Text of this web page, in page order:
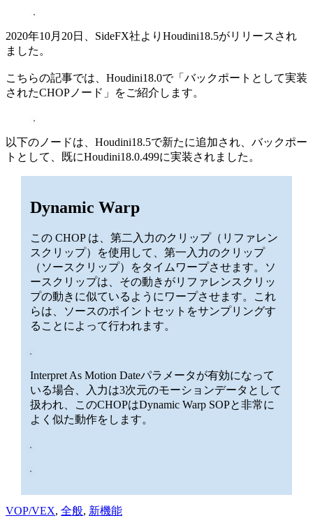
2020年10月20日、SideFX社よりHoudini18.5がリリースされ
ました。
こちらの記事では、Houdini18.0で「バックポートとして実装
されたCHOPノード」をご紹介します。
以下のノードは、Houdini18.5で新たに追加され、バックポー
トとして、既にHoudini18.0.499に実装されました。
Dynamic Warp
この CHOP は、第二入力のクリップ（リファレン
スクリップ）を使用して、第一入力のクリップ
（ソースクリップ）をタイムワープさせます。ソ
ースクリップは、その動きがリファレンスクリッ
プの動きに似ているようにワープさせます。これ
らは、ソースのポイントセットをサンプリングす
ることによって行われます。
Interpret As Motion Dateパラメータが有効になって
いる場合、入力は3次元のモーションデータとして
扱われ、このCHOPはDynamic Warp SOPと非常に
よく似た動作をします。
VOP/VEX, 全般, 新機能